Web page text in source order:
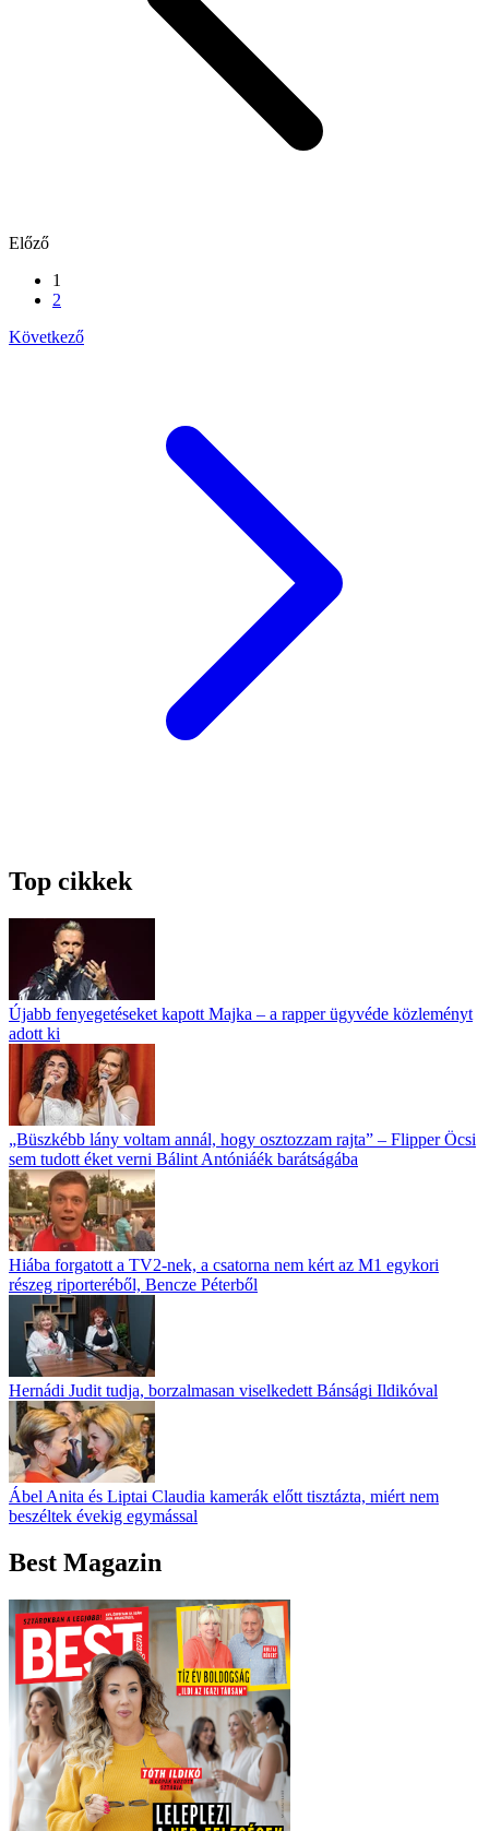
Előző
1
2
Következő
Top cikkek
Újabb fenyegetéseket kapott Majka – a rapper ügyvéde közleményt
adott ki
„Büszkébb lány voltam annál, hogy osztozzam rajta” – Flipper Öcsi
sem tudott éket verni Bálint Antóniáék barátságába
Hiába forgatott a TV2-nek, a csatorna nem kért az M1 egykori
részeg riporteréből, Bencze Péterből
Hernádi Judit tudja, borzalmasan viselkedett Bánsági Ildikóval
Ábel Anita és Liptai Claudia kamerák előtt tisztázta, miért nem
beszéltek évekig egymással
Best Magazin